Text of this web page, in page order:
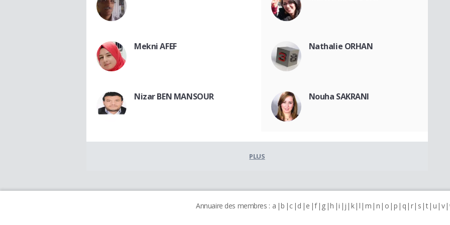
Mekni AFEF Nathalie ORHAN
Nizar BEN MANSOUR Nouha SAKRANI
PLUS
Annuaire des membres : a b c d e f g h i j k l m n o p q r s t u v